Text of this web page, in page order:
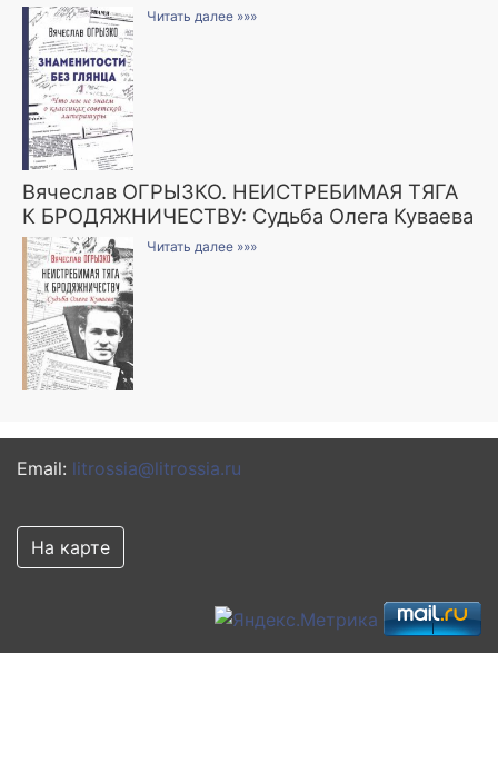
Читать далее »»»
Вячеслав ОГРЫЗКО. НЕИСТРЕБИМАЯ ТЯГА
К БРОДЯЖНИЧЕСТВУ: Судьба Олега Куваева
Читать далее »»»
Email: litrossia@litrossia.ru
На карте